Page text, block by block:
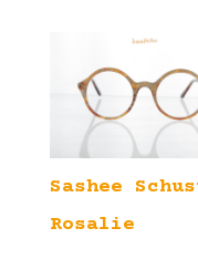
Sashee
Rosalie